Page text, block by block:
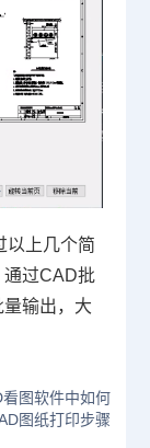
以上几个简
通过CAD批
输出，大
图软件中如何
图纸打印步骤